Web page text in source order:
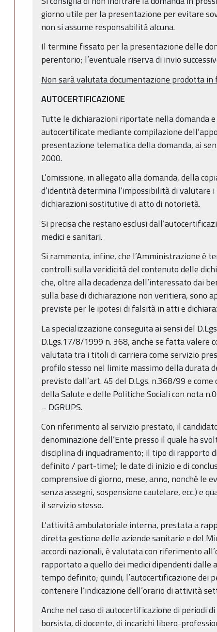
giorno utile per la presentazione per evitare
non si assume responsabilità alcuna.
Il termine fissato per la presentazione delle
perentorio; l’eventuale riserva di invio
Non sarà valutata documentazione prodotta in
AUTOCERTIFICAZIONE
Tutte le dichiarazioni riportate nella domanda
autocertificate mediante compilazione
presentazione telematica della domanda, ai
2000.
L’omissione, in allegato alla domanda, della
d’identità determina l’impossibilità di
dichiarazioni sostitutive di atto di notorietà.
Si precisa che restano esclusi
medici e sanitari.
Si rammenta, infine, che l’Amministrazione è
controlli sulla veridicità del contenuto delle
che, oltre alla decadenza dell’interessato dai
sulla base di dichiarazione non veritiera, sono
previste per le ipotesi di falsità in atti e
La specializzazione conseguita ai sensi del
D.Lgs.17/8/1999 n. 368, anche se fatta valere
valutata tra i titoli di carriera come servizio
profilo stesso nel limite massimo della durata
previsto dall’art. 45 del D.Lgs. n.368/99 e
della Salute e delle Politiche Sociali con nota
– DGRUPS.
Con riferimento al servizio prestato, il
denominazione dell’Ente presso il quale ha
disciplina di inquadramento; il tipo di rapporto
definito / part-time); le date di inizio e di
comprensive di giorno, mese, anno, nonché le
senza assegni, sospensione cautelare, ecc.) e
il servizio stesso.
L’attività ambulatoriale interna, prestata a
diretta gestione delle aziende sanitarie e del
accordi nazionali, è valutata con riferimento
rapportato a quello dei medici dipendenti dalle
tempo definito; quindi, l’autocertificazione dei
contenere l’indicazione dell’orario di attività
Anche nel caso di autocertificazione di periodi
borsista, di docente, di incarichi libero-